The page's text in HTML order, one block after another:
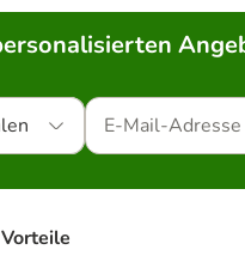
Vorteile